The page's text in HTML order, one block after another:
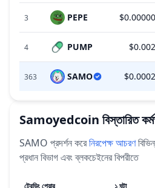
3 PEPE
4 PUMP
363 SAMO
Samoyedcoin বিস্তারিত
SAMO প্রদর্শন করেনিরপেক্ষআচরণ
প্রধান বিভাগ এবং ব্লকচেইনের বিপরীতে
ট্রেডিং পেয়ার ১ ঘন্টা